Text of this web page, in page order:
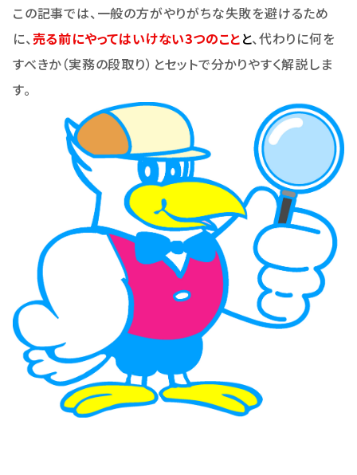
この記事では、一般の方がやりがちな失敗を避けるため
に、売る前にやってはいけない3つのことと、代わりに何を
すべきか（実務の段取り）とセットで分かりやすく解説しま
す。